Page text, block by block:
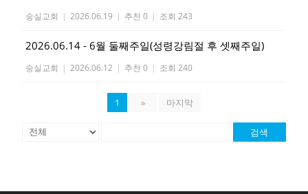
숭실교회 | 2026.06.19 | 추천 0 | 조회 243
2026.06.14 - 6월 둘째주일(성령강림절 후 셋째주일)
숭실교회 | 2026.06.12 | 추천 0 | 조회 240
1 » 마지막
검색